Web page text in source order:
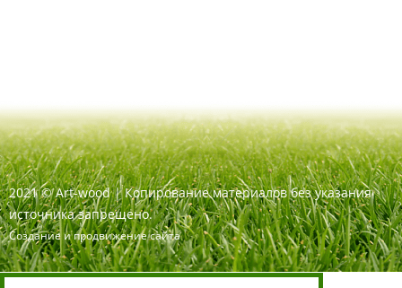
2021 ©Art-wood |Копирование материалов без указания
источника запрещено.
Создание и продвижение сайта